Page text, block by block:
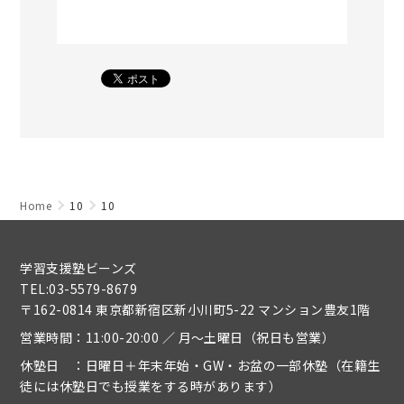
Home 10 10
学習支援塾ビーンズ
TEL:03-5579-8679
〒162-0814 東京都新宿区新小川町5-22 マンション豊友1階
営業時間：11:00-20:00 ／ 月～土曜日（祝日も営業）
休塾日 ：日曜日＋年末年始・GW・お盆の一部休塾（在籍生
徒には休塾日でも授業をする時があります）